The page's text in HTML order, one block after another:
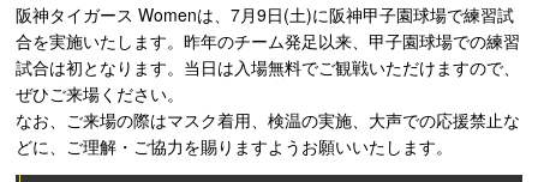
阪神タイガース Womenは、7月9日(土)に阪神甲子園球場で練習試
合を実施いたします。昨年のチーム発足以来、甲子園球場での練習
試合は初となります。当日は入場無料でご観戦いただけますので、
ぜひご来場ください。
なお、ご来場の際はマスク着用、検温の実施、大声での応援禁止な
どに、ご理解・ご協力を賜りますようお願いいたします。